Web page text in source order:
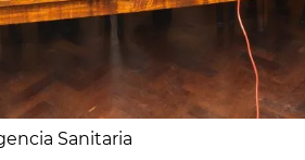
Sanitaria